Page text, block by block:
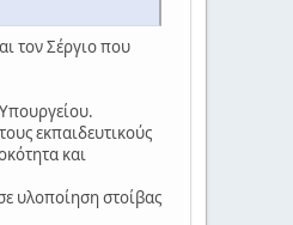
τον Σέργιο που
εκπαιδευτικούς
και
υλοποίηση στοίβας